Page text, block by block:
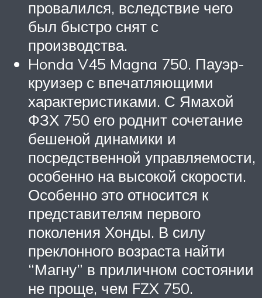
провалился, вследствие чего
был быстро снят с
производства.
Honda V45 Magna 750. Пауэр-
круизер с впечатляющими
характеристиками. С Ямахой
ФЗХ 750 его роднит сочетание
бешеной динамики и
посредственной управляемости,
особенно на высокой скорости.
Особенно это относится к
представителям первого
поколения Хонды. В силу
преклонного возраста найти
“Магну” в приличном состоянии
не проще, чем FZX 750.